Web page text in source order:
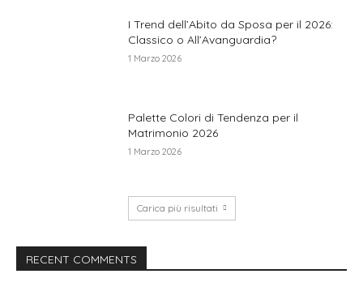
I Trend dell’Abito da Sposa per il 2026:
Classico o All’Avanguardia?
1 Marzo 2026
Palette Colori di Tendenza per il
Matrimonio 2026
1 Marzo 2026
Carica più risultati
RECENT COMMENTS